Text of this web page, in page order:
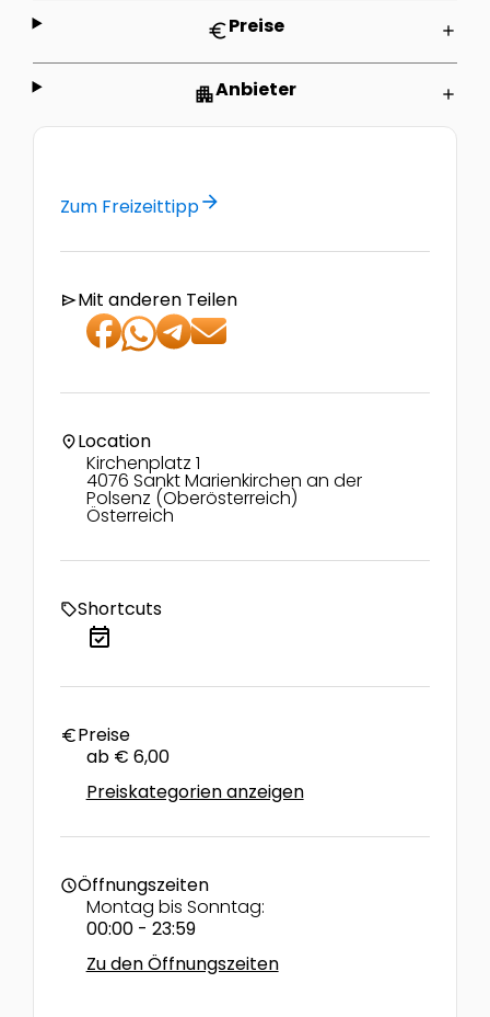
euroPreise add
apartmentAnbieter add
Zum Freizeittipparrow_forward
sendMit anderen Teilen
location_onLocation
Kirchenplatz 1
4076 Sankt Marienkirchen an der
Polsenz (Oberösterreich)
Österreich
local_offerShortcuts
event_available
euroPreise
ab € 6,00
Preiskategorien anzeigen
scheduleÖffnungszeiten
Montag bis Sonntag:
00:00 - 23:59
Zu den Öffnungszeiten